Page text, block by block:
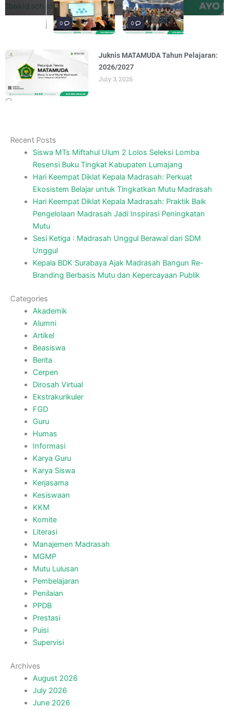
penguatan materi bertajuk "Praktik Baik
BY ADMIN AUGUST 6, 2026
penguatan materi "Re-Branding
BY ADMIN AUGUST 5, 2026
materi Literasi Digital yang
BY ADMIN AUGUST 5, 2026
Madrasah" pada
ADMIN AUGUST 4, 2026
Keagamaan
ADMIN AUGUST 3, 2026
materi “Pengembangan Ekosistem
BY ADMIN AUGUST 6, 2026
penguatan materi bertajuk "Praktik Baik
BY ADMIN AUGUST 6, 2026
0 0
Juknis MATAMUDA Tahun Pelajaran:
2026/2027
July 3, 2026
Recent Posts
Siswa MTs Miftahul Ulum 2 Lolos Seleksi Lomba
Resensi Buku Tingkat Kabupaten Lumajang
Hari Keempat Diklat Kepala Madrasah: Perkuat
Ekosistem Belajar untuk Tingkatkan Mutu Madrasah
Hari Keempat Diklat Kepala Madrasah: Praktik Baik
Pengelolaan Madrasah Jadi Inspirasi Peningkatan
Mutu
Sesi Ketiga : Madrasah Unggul Berawal dari SDM
Unggul
Kepala BDK Surabaya Ajak Madrasah Bangun Re-
Branding Berbasis Mutu dan Kepercayaan Publik
Categories
Akademik
Alumni
Artikel
Beasiswa
Berita
Cerpen
Dirosah Virtual
Ekstrakurikuler
FGD
Guru
Humas
Informasi
Karya Guru
Karya Siswa
Kerjasama
Kesiswaan
KKM
Komite
Literasi
Manajemen Madrasah
MGMP
Mutu Lulusan
Pembelajaran
Penilaian
PPDB
Prestasi
Puisi
Supervisi
Archives
August 2026
July 2026
June 2026